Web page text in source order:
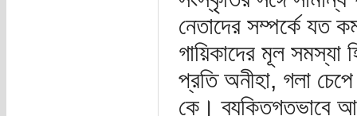
নেতাদের সম্পর্কে যত
গায়িকাদের মূল সমস্যা
প্রতি অনীহা, গলা
কে। ব্যক্তিগতভাবে